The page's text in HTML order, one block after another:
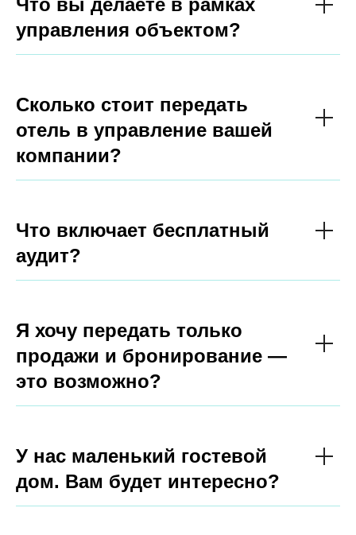
Что вы делаете в рамках
управления объектом?
Сколько стоит передать
отель в управление вашей
компании?
Что включает бесплатный
аудит?
Я хочу передать только
продажи и бронирование —
это возможно?
У нас маленький гостевой
дом. Вам будет интересно?